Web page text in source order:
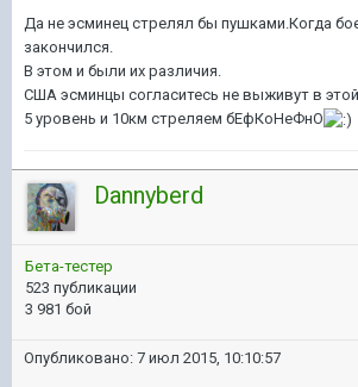
Да не эсминец стрелял бы пушками.Когда
закончился.
В этом и были их различия.
США эсминцы согласитесь не выживут в
5 уровень и 10км стреляем бЕфКоНеФнО
Dannyberd
Бета-тестер
523 публикации
3 981 бой
Опубликовано: 7 июл 2015, 10:10:57